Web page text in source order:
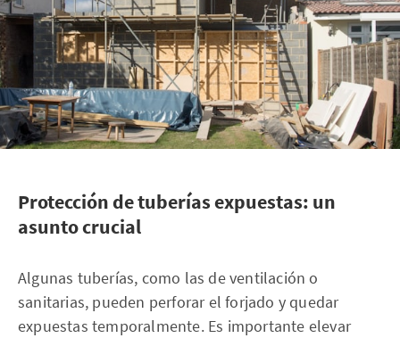
Protección de tuberías expuestas: un
asunto crucial
Algunas tuberías, como las de ventilación o
sanitarias, pueden perforar el forjado y quedar
expuestas temporalmente. Es importante elevar